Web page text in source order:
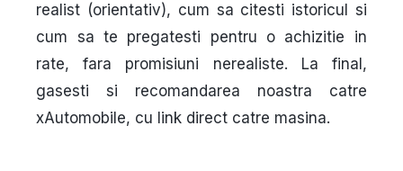
realist (orientativ), cum sa citesti istoricul si
cum sa te pregatesti pentru o achizitie in
rate, fara promisiuni nerealiste. La final,
gasesti si recomandarea noastra catre
xAutomobile, cu link direct catre masina.